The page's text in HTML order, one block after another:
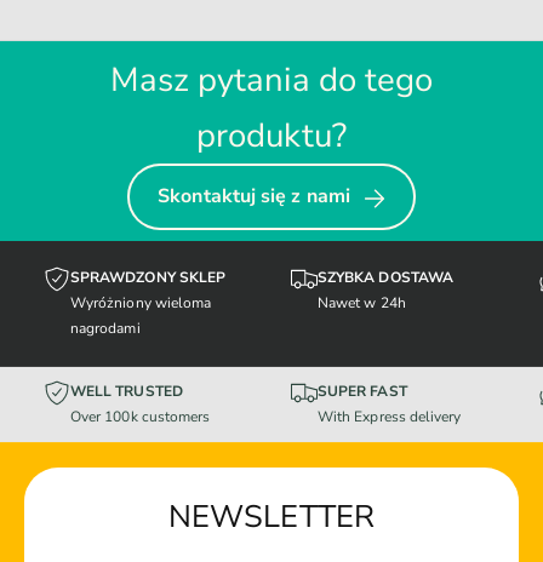
Masz pytania do tego
produktu?
Skontaktuj się z nami
SPRAWDZONY SKLEP
Wyróżniony wieloma
nagrodami
SZYBKA DOSTAWA
Nawet w 24h
WELL TRUSTED
Over 100k customers
SUPER FAST
With Express delivery
NEWSLETTER